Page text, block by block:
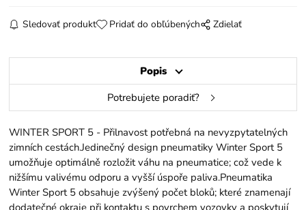
Sledovať produkt Pridať do obľúbených Zdielať
Popis
Potrebujete poradiť?
WINTER SPORT 5 - Přilnavost potřebná na nevyzpytatelných
zimních cestách.Jedinečný design pneumatiky Winter Sport 5
umožňuje optimálně rozložit váhu na pneumatice; což vede k
nižšímu valivému odporu a vyšší úspoře paliva.Pneumatika
Winter Sport 5 obsahuje zvýšený počet bloků; které znamenají